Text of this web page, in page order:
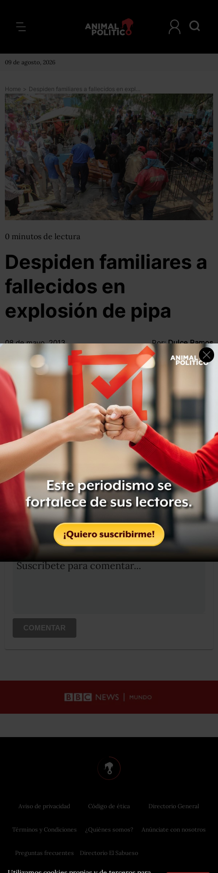
09 de agosto, 2026
Home > Despiden familiares a fallecidos en explosión de pipa
0 minutos de lectura
Despiden familiares a
fallecidos en
explosión de pipa
08 de mayo, 2013 Por: Dulce Ramos
@
WikiRamos
Compartir Leer después
OCULTAR COMENTARIOS
Iniciar sesión Registrate
Suscribete para comentar...
COMENTAR
Aviso de privacidad
Términos y Condiciones
Preguntas frecuentes
Código de ética
¿Quiénes somos?
Directorio El Sabueso
Directorio General
Anúnciate con nosotros